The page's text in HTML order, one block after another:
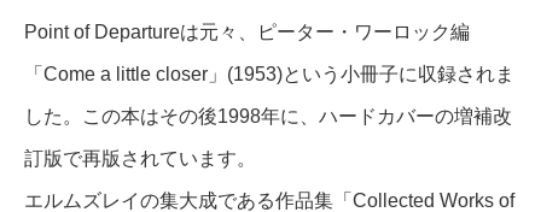
Point of Departureは元々、ピーター・ワーロック編
「Come a little closer」(1953)という小冊子に収録されま
した。この本はその後1998年に、ハードカバーの増補改
訂版で再版されています。
エルムズレイの集大成である作品集「Collected Works of